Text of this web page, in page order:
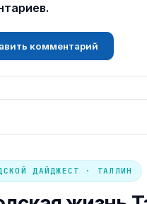
ДАЙДЖЕСТ · ТАЛЛИН